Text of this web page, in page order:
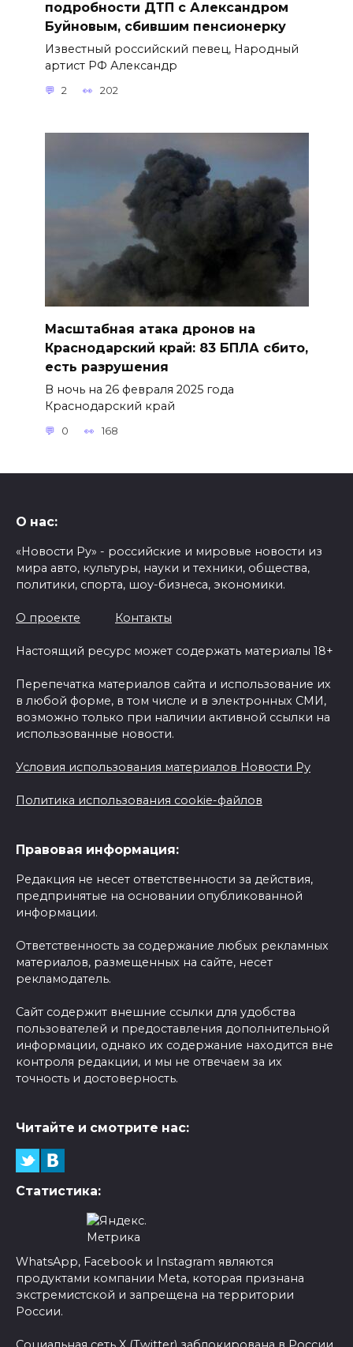
подробности ДТП с Александром
Буйновым, сбившим пенсионерку
Известный российский певец, Народный
артист РФ Александр
2 202
Масштабная атака дронов на
Краснодарский край: 83 БПЛА сбито,
есть разрушения
В ночь на 26 февраля 2025 года
Краснодарский край
0 168
О нас:
«Новости Ру» - российские и мировые новости из
мира авто, культуры, науки и техники, общества,
политики, спорта, шоу-бизнеса, экономики.
О проекте Контакты
Настоящий ресурс может содержать материалы 18+
Перепечатка материалов сайта и использование их
в любой форме, в том числе и в электронных СМИ,
возможно только при наличии активной ссылки на
использованные новости.
Условия использования материалов Новости Ру
Политика использования cookie-файлов
Правовая информация:
Редакция не несет ответственности за действия,
предпринятые на основании опубликованной
информации.
Ответственность за содержание любых рекламных
материалов, размещенных на сайте, несет
рекламодатель.
Сайт содержит внешние ссылки для удобства
пользователей и предоставления дополнительной
информации, однако их содержание находится вне
контроля редакции, и мы не отвечаем за их
точность и достоверность.
Читайте и смотрите нас:
Статистика:
WhatsApp, Facebook и Instagram являются
продуктами компании Meta, которая признана
экстремистской и запрещена на территории
России.